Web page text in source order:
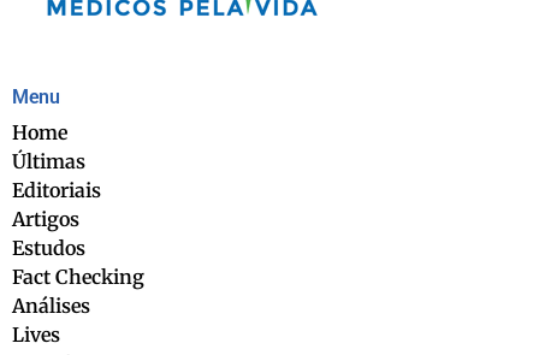
Menu
Home
Últimas
Editoriais
Artigos
Estudos
Fact Checking
Análises
Lives